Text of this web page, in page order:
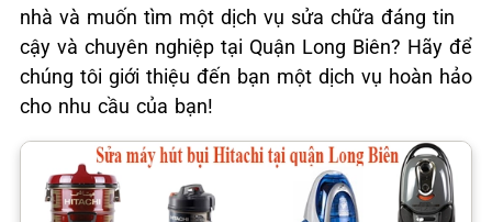
nhà và muốn tìm một dịch vụ sửa chữa đáng tin
cậy và chuyên nghiệp tại Quận Long Biên? Hãy để
chúng tôi giới thiệu đến bạn một dịch vụ hoàn hảo
cho nhu cầu của bạn!